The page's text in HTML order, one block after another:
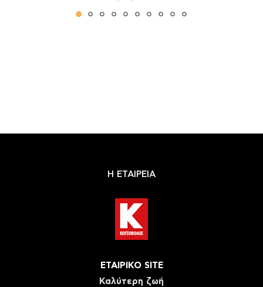
Η ΕΤΑΙΡΕΙΑ
ΕΤΑΙΡΙΚΟ SITE
Καλύτερη ζωή